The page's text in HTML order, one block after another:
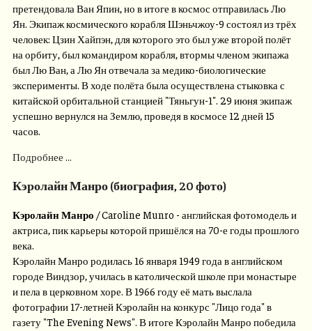
претендовала Ван Япин, но в итоге в космос отправилась Лю
Ян. Экипаж космического корабля Шэньчжоу-9 состоял из трёх
человек: Цзин Хайпэн, для которого это был уже второй полёт
на орбиту, был командиром корабля, втормы членом экипажа
был Лю Ван, а Лю Ян отвечала за медико-биологические
эксперименты. В ходе полёта была осуществлена стыковка с
китайской орбитальной станцией "Тяньгун-1". 29 июня экипаж
успешно вернулся на Землю, проведя в космосе 12 дней 15
часов.
Подробнее ...
Кэролайн Манро (биография, 20 фото)
Кэролайн Манро / Caroline Munro - английская фотомодель и
актриса, пик карьеры которой пришёлся на 70-е годы прошлого
века.
Кэролайн Манро родилась 16 января 1949 года в английском
городе Виндзор, училась в католической школе при монастыре
и пела в церковном хоре. В 1966 году её мать выслала
фотографии 17-летней Кэролайн на конкурс "Лицо года" в
газету "The Evening News". В итоге Кэролайн Манро победила